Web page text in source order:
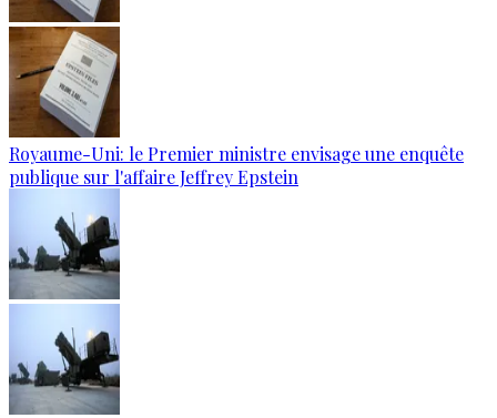
Royaume-Uni: le Premier ministre envisage une enquête
publique sur l'affaire Jeffrey Epstein